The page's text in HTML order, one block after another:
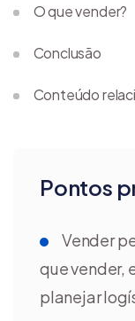
Pontos
Vender
que vender,
planejar
O que vender?
Conclusão
Conteúdo